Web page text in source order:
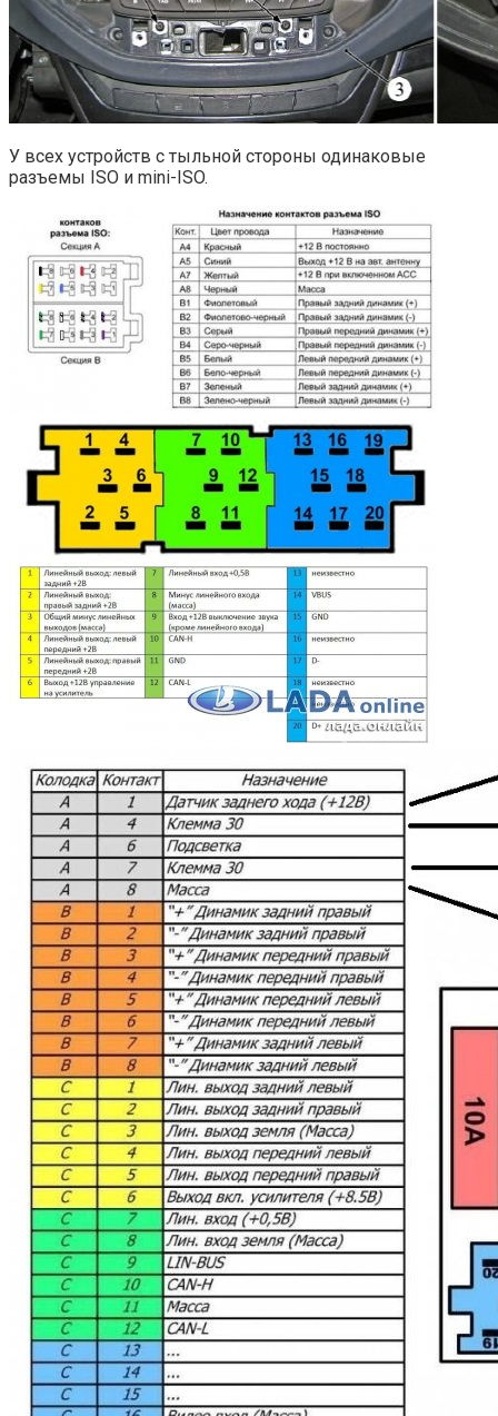
У всех устройств с тыльной стороны одинаковые
разъемы ISO и mini-ISO.